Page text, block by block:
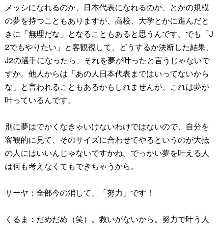
メッシになれるのか、日本代表になれるのか、とかの規模
の夢を持つこともありますが、高校、大学とかに進んだと
きに「無理だな」となることもあると思うんです。でも「J
2でもやりたい」と客観視して、どうするか決断した結果、
J2の選手になったら、それを夢が叶ったと言うじゃないで
すか。他人からは「あの人日本代表まではいってないから
な」と言われることもあるかもしれませんが、これは夢が
叶っているんです。
別に夢はでかくなきゃいけないわけではないので、自分を
客観的に見て、そのサイズに合わせてやるというのが大抵
の人にはいいんじゃないですかね。でっかい夢を叶える人
は何も考えなくてもできちゃうから。
サーヤ：全部今の消して、「努力」です！
くるま：だめだめ（笑）。救いがないから。努力で叶う人